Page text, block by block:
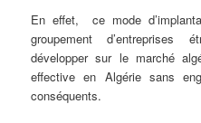
En effet, ce mode
groupement d’entreprises
développer sur le marché
effective en Algérie sans
conséquents.